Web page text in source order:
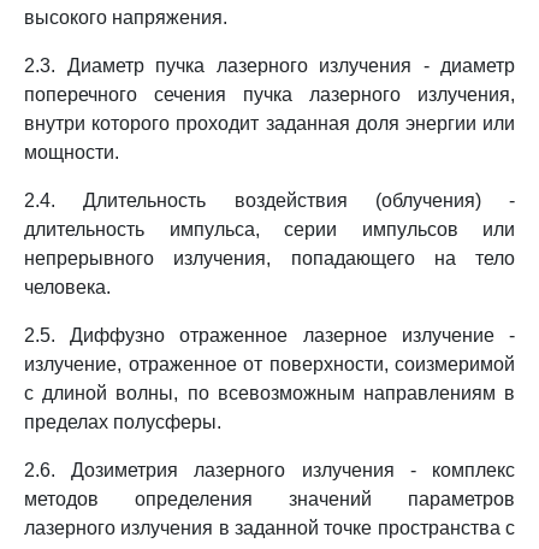
высокого напряжения.
2.3. Диаметр пучка лазерного излучения - диаметр
поперечного сечения пучка лазерного излучения,
внутри которого проходит заданная доля энергии или
мощности.
2.4. Длительность воздействия (облучения) -
длительность импульса, серии импульсов или
непрерывного излучения, попадающего на тело
человека.
2.5. Диффузно отраженное лазерное излучение -
излучение, отраженное от поверхности, соизмеримой
с длиной волны, по всевозможным направлениям в
пределах полусферы.
2.6. Дозиметрия лазерного излучения - комплекс
методов определения значений параметров
лазерного излучения в заданной точке пространства с